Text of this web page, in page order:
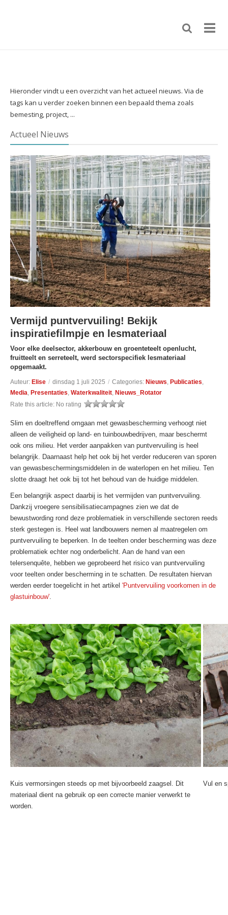
Hieronder vindt u een overzicht van het actueel nieuws. Via de
tags kan u verder zoeken binnen een bepaald thema zoals
bemesting, project, ...
Actueel Nieuws
Vermijd puntvervuiling! Bekijk
inspiratiefilmpje en lesmateriaal
Voor elke deelsector, akkerbouw en groenteteelt openlucht,
fruitteelt en serreteelt, werd sectorspecifiek lesmateriaal
opgemaakt.
Auteur: Elise / dinsdag 1 juli 2025 / Categories: Nieuws Publicaties
Media Presentaties Waterkwaliteit Nieuws_Rotator
Rate this article: No rating
Slim en doeltreffend omgaan met gewasbescherming verhoogt niet
alleen de veiligheid op land- en tuinbouwbedrijven, maar beschermt
ook ons milieu. Het verder aanpakken van puntvervuiling is heel
belangrijk. Daarnaast help het ook bij het verder reduceren van sporen
van gewasbeschermingsmiddelen in de waterlopen en het milieu. Ten
slotte draagt het ook bij tot het behoud van de huidige middelen.
Een belangrijk aspect daarbij is het vermijden van puntvervuiling.
Dankzij vroegere sensibilisatiecampagnes zien we dat de
bewustwording rond deze problematiek in verschillende sectoren reeds
sterk gestegen is. Heel wat landbouwers nemen al maatregelen om
puntvervuiling te beperken. In de teelten onder bescherming was deze
problematiek echter nog onderbelicht. Aan de hand van een
telersenquête, hebben we geprobeerd het risico van puntvervuiling
voor teelten onder bescherming in te schatten. De resultaten hiervan
werden eerder toegelicht in het artikel 'Puntvervuiling voorkomen in de
glastuinbouw'
Kuis vermorsingen steeds op met bijvoorbeeld zaagsel. Dit
materiaal dient na gebruik op een correcte manier verwerkt te
worden.
Vul en